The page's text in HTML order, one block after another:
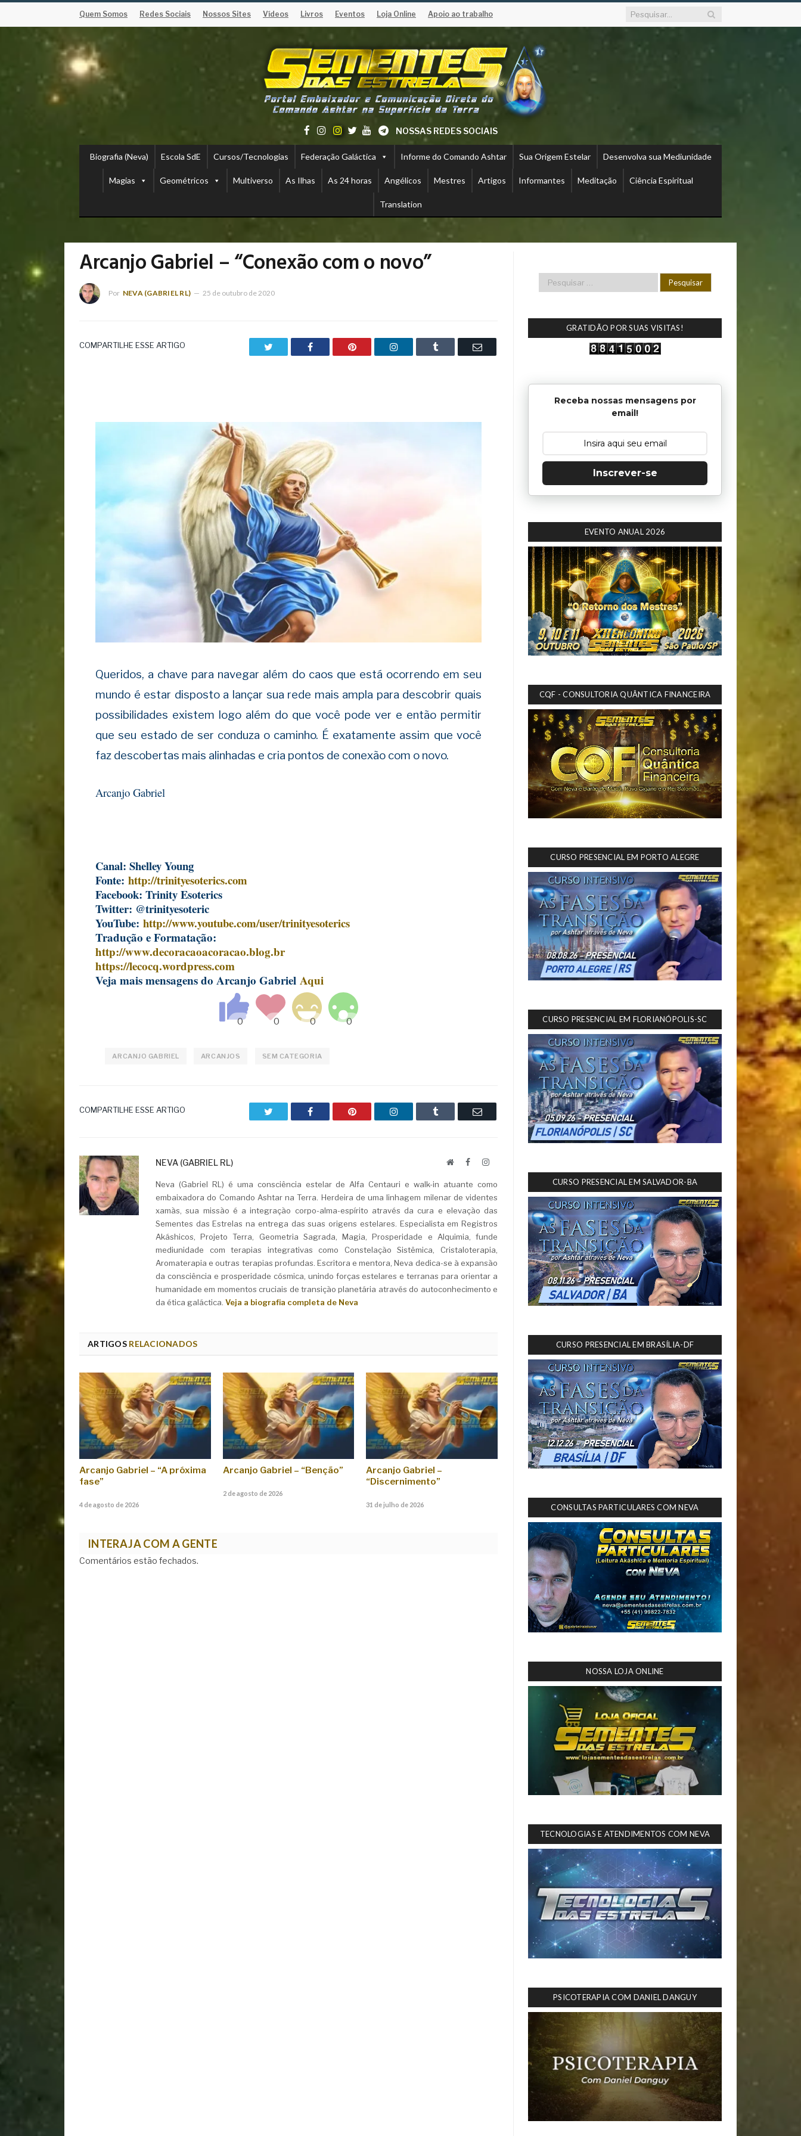
Quem Somos Redes Sociais Nossos Sites Vídeos Livros Eventos Loja Online Apoio ao trabalho
NOSSAS REDES SOCIAIS
Biografia (Neva) Escola SdE Cursos/Tecnologias Federação Galáctica Informe do Comando Ashtar Sua Origem Estelar Desenvolva sua Mediunidade
Magias Geométricos Multiverso As Ilhas As 24 horas Angélicos Mestres Artigos Informantes Meditação Ciência Espiritual
Translation
Arcanjo Gabriel – “Conexão com o novo”
Por NEVA (GABRIEL RL) 25 de outubro de 2020
COMPARTILHE ESSE ARTIGO Facebook Pinterest LinkedIn Tumblr Email
Queridos, a chave para navegar além do caos que está ocorrendo em seu
mundo é estar disposto a lançar sua rede mais ampla para descobrir quais
possibilidades existem logo além do que você pode ver e então permitir
que seu estado de ser conduza o caminho. É exatamente assim que você
faz descobertas mais alinhadas e cria pontos de conexão com o novo.
Arcanjo Gabriel
Canal: Shelley Young
Fonte:http://trinityesoterics.com
Facebook: Trinity Esoterics
Twitter: @trinityesoteric
YouTube:http://www.youtube.com/user/trinityesoterics
Tradução e Formatação:
http://www.decoracaoacoracao.blog.br
https://lecocq.wordpress.com
Veja mais mensagens do Arcanjo GabrielAqui
ARCANJO GABRIEL ARCANJOS SEM CATEGORIA
COMPARTILHE ESSE ARTIGO Facebook Pinterest LinkedIn Tumblr Email
NEVA (GABRIEL RL) WebsiteFacebookLinkedIn
Neva (Gabriel RL) é uma consciência estelar de Alfa Centauri e walk-in atuante como
embaixadora do Comando Ashtar na Terra. Herdeira de uma linhagem milenar de videntes
xamãs, sua missão é a integração corpo-alma-espírito através da cura e elevação das
Sementes das Estrelas na entrega das suas origens estelares. Especialista em Registros
Akáshicos, Projeto Terra, Geometria Sagrada, Magia, Prosperidade e Alquimia, funde
mediunidade com terapias integrativas como Constelação Sistêmica, Cristaloterapia,
Aromaterapia e outras terapias profundas. Escritora e mentora, Neva dedica-se à expansão
da consciência e prosperidade cósmica, unindo forças estelares e terranas para orientar a
humanidade em momentos cruciais de transição planetária através do autoconhecimento e
da ética galáctica. Veja a biografia completa de Neva
ARTIGOSRELACIONADOS
Arcanjo Gabriel – “A próxima
fase”
4 de agosto de 2026
Arcanjo Gabriel – “Benção”
2 de agosto de 2026
Arcanjo Gabriel –
“Discernimento”
31 de julho de 2026
INTERAJA COM A GENTE
Comentários estão fechados.
GRATIDÃO POR SUAS VISITAS!
Receba nossas mensagens por
email!
Inscrever-se
EVENTO ANUAL 2026
CQF - CONSULTORIA QUÂNTICA FINANCEIRA
CURSO PRESENCIAL EM PORTO ALEGRE
CURSO PRESENCIAL EM FLORIANÓPOLIS-SC
CURSO PRESENCIAL EM SALVADOR-BA
CURSO PRESENCIAL EM BRASÍLIA-DF
CONSULTAS PARTICULARES COM NEVA
NOSSA LOJA ONLINE
TECNOLOGIAS E ATENDIMENTOS COM NEVA
PSICOTERAPIA COM DANIEL DANGUY